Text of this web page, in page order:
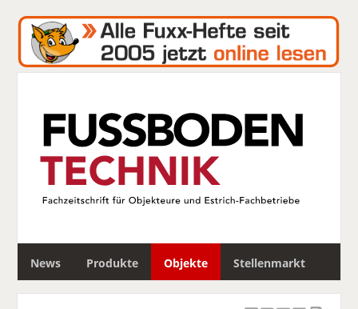
News Produkte Objekte Stellenmarkt
c